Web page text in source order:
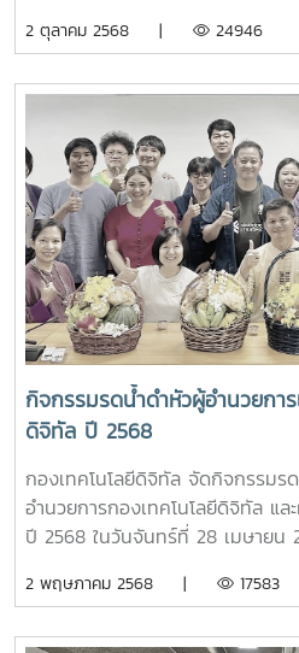
เกิดประโยชน์สูงสุดในการปฏิบัติงา
มหาวิทยาลัยแม่โจ้ โดยมีเป้าหมาย
บุคลากรด้านการใช้เทคโนโลยีดิจิทั
ไปสู่การยกระดับการบริหารจัดการ
มหาวิทยาลัยให้มีประสิทธิภาพ ทันส
เปลี่ยนแปลงในยุคดิจิทัลอย่างยั่งยืน
เพื่อพัฒนาระบบเครือข่ายสื่อสารโท
มหาวิทยาลัยแม่โจ้ และ นายธนากร
จัดการใหญ่กลุ่มขายและปฏิบัติการ
โทรคมนาคมแห่งชาติ จำกัด (มหา
ฝ่าย ทั้งนี้ มีผู้บริหารของทั้งสองห
ห้องประชุมรวงผึ้ง ชั้น 5 อาคารสำ
มหาวิทยาลัยแม่โจ้
2 ตุลาคม 2568 | 24946
กิจกรรมรดน้ำดำหัวผู้อำนวยการ
ดิจิทัล ปี 2568
กองเทคโนโลยีดิจิทัล จัดกิจกรรมร
อำนวยการกองเทคโนโลยีดิจิทัล แล
ปี 2568 ในวันจันทร์ที่ 28 เมษายน
2 พฤษภาคม 2568 | 17583